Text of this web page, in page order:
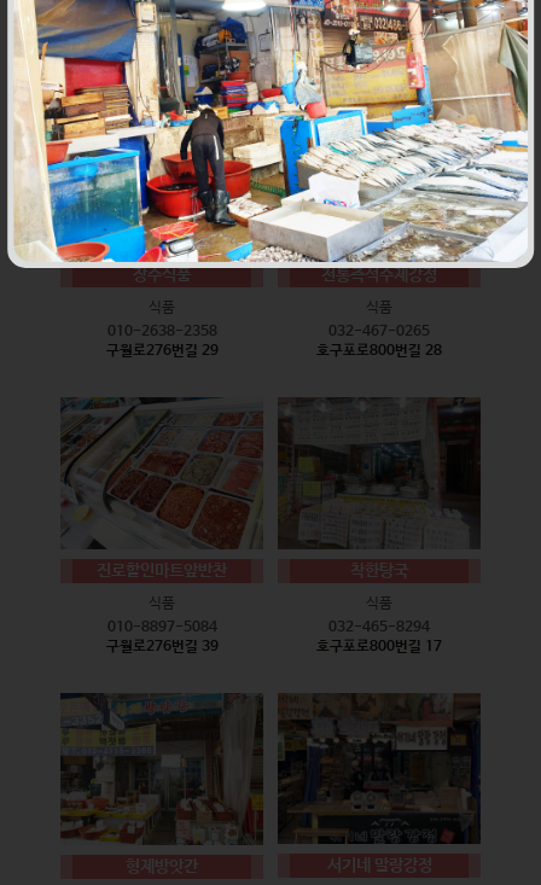
식품
010-9528-3759
구월로276번길 17
식품
032-468-6024
구월로276번길 29
장수식품
식품
010-2638-2358
구월로276번길 29
전통즉석수제강정
식품
032-467-0265
호구포로800번길 28
진로할인마트앞반찬
식품
010-8897-5084
구월로276번길 39
착한탕국
식품
032-465-8294
호구포로800번길 17
형제방앗간 서기네 말랑강정